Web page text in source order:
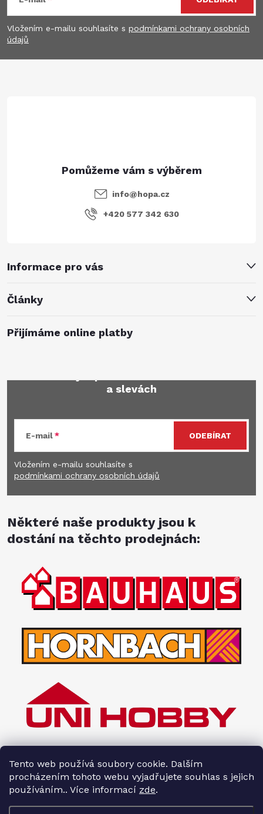
Tento web používá soubory cookie. Dalším
procházením tohoto webu vyjadřujete souhlas s jejich
používáním.. Více informací zde.
p
a
Vložením e-mailu souhlasíte s podmínkami ochrany osobních
údajů
Informace pro vás
Články
info@hopa.cz
+420 577 342 630
Přijímáme online platby
a slevách
E-mail
Vložením e-mailu souhlasíte s
podmínkami ochrany osobních údajů
ODEBÍRAT
Některé naše produkty jsou k
dostání na těchto prodejnách: